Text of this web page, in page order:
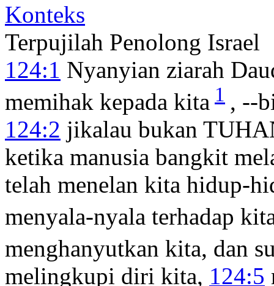
Konteks
Terpujilah Penolong Israel
124:1 Nyanyian ziarah
memihak kepada kita 1 , --
124:2 jikalau bukan
ketika manusia bangkit
telah menelan kita hidup-
menyala-nyala terhadap
menghanyutkan kita, dan
melingkupi diri kita, 124:5